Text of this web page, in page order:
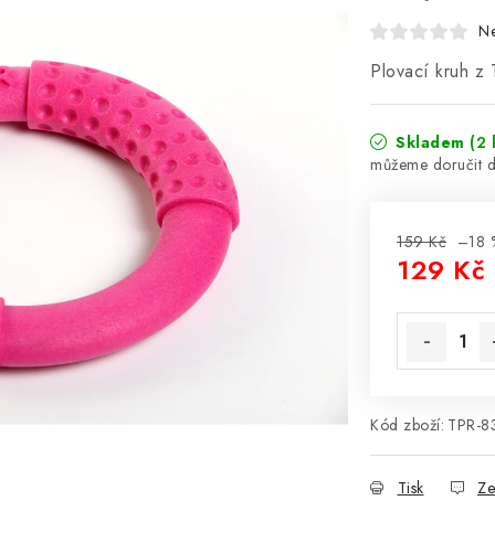
Plovací kruh z
Skladem (2
159 Kč –18
129 Kč
Kód zboží: TPR-
Tisk